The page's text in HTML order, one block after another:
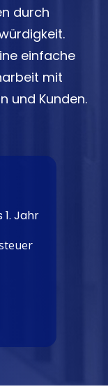
durch
einfache
mit
und Kunden.
1. Jahr